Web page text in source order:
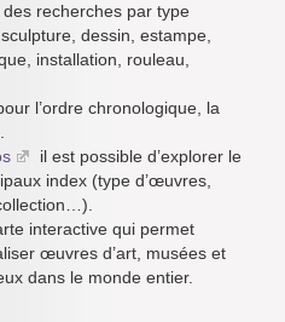
recherches par type
dessin, estampe,
installation, rouleau,
l’ordre chronologique, la
il est possible d’explorer le
index (type d’œuvres,
interactive qui permet
œuvres d’art, musées et
dans le monde entier.